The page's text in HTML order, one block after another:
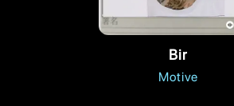
Bir
Motive